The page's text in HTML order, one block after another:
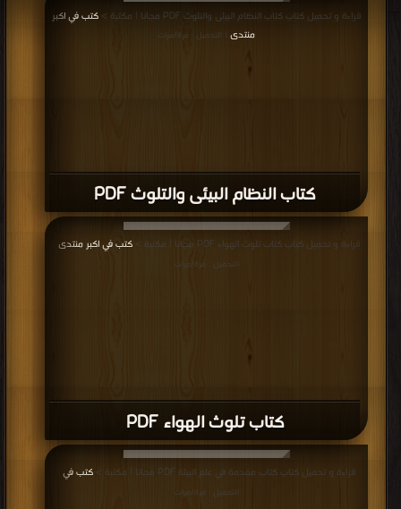
كتاب النظام البيئى والتلوث PDF
قراءة و تحميل كتاب كتاب النظام البيئى والتلوث PDF مجانا | مكتبة >
كتب في اكبر
منتدى
| التحميل : مرة/مرات
كتاب تلوث الهواء PDF
قراءة و تحميل كتاب كتاب تلوث الهواء PDF مجانا | مكتبة > كتب في اكبر منتدى
التحميل : مرة/مرات
قراءة و تحميل كتاب كتاب مقدمة في علم البيئة PDF مجانا | مكتبة > كتب في
التحميل : مرة/مرات